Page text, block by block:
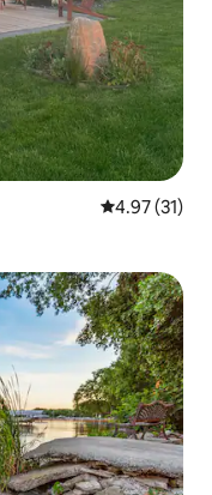
レビュー31
4.97 (31)